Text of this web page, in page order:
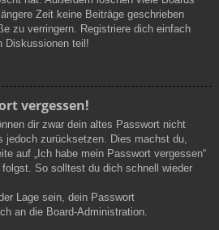
Zeit keine Beiträge geschrieben
zu verringern. Registriere dich einfach
Diskussionen teil!
vergessen!
dir zwar dein altes Passwort nicht
jedoch zurücksetzen. Dies machst du,
auf „Ich habe mein Passwort vergessen“
So solltest du dich schnell wieder
Lage sein, dein Passwort
an die Board-Administration.